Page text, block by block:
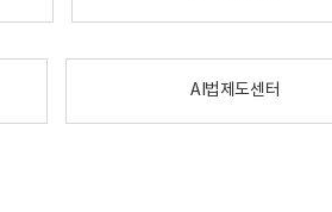
AI법제도센터